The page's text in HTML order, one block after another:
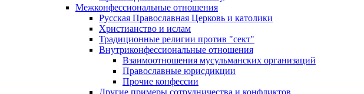
Межконфессиональные отношения
Русская Православная Церковь и католики
Христианство и ислам
Традиционные религии против "сект"
Внутриконфессиональные отношения
Взаимоотношения мусульманских организаций
Православные юрисдикции
Прочие конфессии